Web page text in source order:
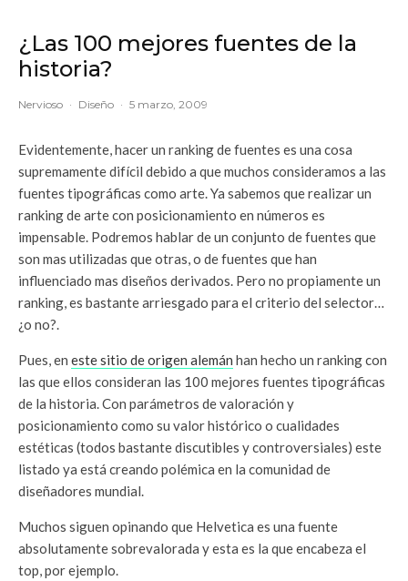
¿Las 100 mejores fuentes de la
historia?
Nervioso · Diseño · 5 marzo, 2009
Evidentemente, hacer un ranking de fuentes es una cosa
supremamente difícil debido a que muchos consideramos a las
fuentes tipográficas como arte. Ya sabemos que realizar un
ranking de arte con posicionamiento en números es
impensable. Podremos hablar de un conjunto de fuentes que
son mas utilizadas que otras, o de fuentes que han
influenciado mas diseños derivados. Pero no propiamente un
ranking, es bastante arriesgado para el criterio del selector…
¿o no?.
Pues, en este sitio de origen alemán han hecho un ranking con
las que ellos consideran las 100 mejores fuentes tipográficas
de la historia. Con parámetros de valoración y
posicionamiento como su valor histórico o cualidades
estéticas (todos bastante discutibles y controversiales) este
listado ya está creando polémica en la comunidad de
diseñadores mundial.
Muchos siguen opinando que Helvetica es una fuente
absolutamente sobrevalorada y esta es la que encabeza el
top, por ejemplo.